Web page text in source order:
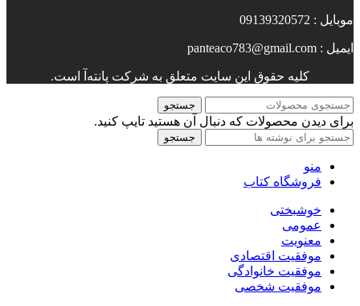
موبایل : 09139320572
ایمیل : panteaco783@gmail.com
کلیه حقوق این سایت متعلق به شرکت پانته‌آ است.
جستجو
برای دیدن محصولات که دنبال آن هستید تایپ کنید.
جستجو
منو
فروشگاه کتاب
خوشبختی
عمومی
معنویت
موفقیت اقتصادی
موفقیت خانوادگی
موفقیت شخصی